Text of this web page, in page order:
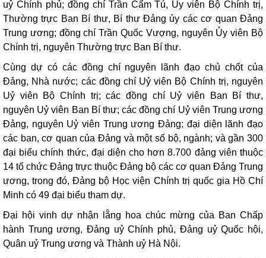
uỷ Chính phủ; đồng chí Trần Cẩm Tú, Ủy viên Bộ Chính trị,
Thường trực Ban Bí thư, Bí thư Đảng ủy các cơ quan Đảng
Trung ương; đồng chí Trần Quốc Vượng, nguyên Ủy viên Bộ
Chính trị, nguyên Thường trực Ban Bí thư.
Cùng dự có các đồng chí nguyên lãnh đạo chủ chốt của
Đảng, Nhà nước; các đồng chí Uỷ viên Bộ Chính trị, nguyên
Uỷ viên Bộ Chính trị; các đồng chí Uỷ viên Ban Bí thư,
nguyên Uỷ viên Ban Bí thư; các đồng chí Uỷ viên Trung ương
Đảng, nguyên Uỷ viên Trung ương Đảng; đại diện lãnh đạo
các ban, cơ quan của Đảng và một số bộ, ngành; và gần 300
đại biểu chính thức, đại diện cho hơn 8.700 đảng viên thuộc
14 tổ chức Đảng trực thuộc Đảng bộ các cơ quan Đảng Trung
ương, trong đó, Đảng bộ Học viện Chính trị quốc gia Hồ Chí
Minh có 49 đại biểu tham dự.
Đại hội vinh dự nhận lẵng hoa chúc mừng của Ban Chấp
hành Trung ương, Đảng uỷ Chính phủ, Đảng uỷ Quốc hội,
Quân uỷ Trung ương và Thành uỷ Hà Nội.